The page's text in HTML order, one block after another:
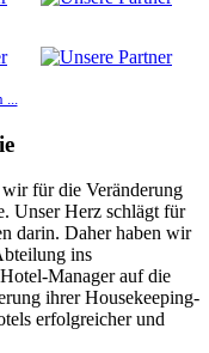
...
für die Veränderung
Unser Herz schlägt für
darin. Daher haben wir
ins
Manager auf die
ihrer Housekeeping-
erfolgreicher und